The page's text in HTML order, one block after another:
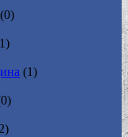
(0)
(1)